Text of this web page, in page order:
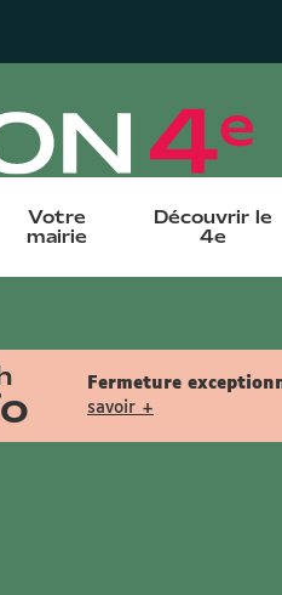
Votre
mairie
Découvrir le
4e
Fermeture
savoir +